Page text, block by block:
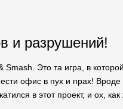
и разрушений!
Это та игра, в
офис в пух и прах!
в этот проект, и ох, как